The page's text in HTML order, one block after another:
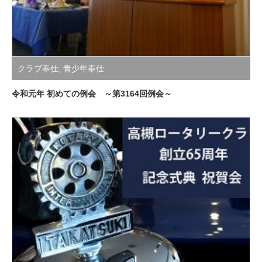
クラブ奉仕 青少年奉仕
令和元年 初めての例会 ～第3164回例会～